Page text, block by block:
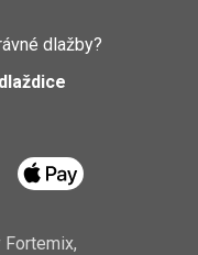
dlažby?
Fortemix,